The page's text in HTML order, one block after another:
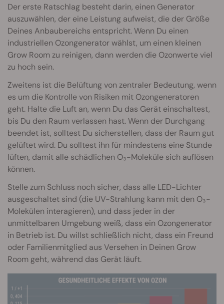
Der erste Ratschlag besteht darin, einen Generator
auszuwählen, der eine Leistung aufweist, die der Größe
Deines Anbaubereichs entspricht. Wenn Du einen
industriellen Ozongenerator wählst, um einen kleinen
Grow Room zu reinigen, dann werden die Ozonwerte viel
zu hoch sein.
Zweitens ist die Belüftung von zentraler Bedeutung, wenn
es um die Kontrolle von Risiken mit Ozongeneratoren
geht. Halte die Luft an, wenn Du das Gerät einschaltest,
bis Du den Raum verlassen hast. Wenn der Durchgang
beendet ist, solltest Du sicherstellen, dass der Raum gut
gelüftet wird. Du solltest ihn für mindestens eine Stunde
lüften, damit alle schädlichen O₃-Moleküle sich auflösen
können.
Stelle zum Schluss noch sicher, dass alle LED-Lichter
ausgeschaltet sind (die UV-Strahlung kann mit den O₃-
Molekülen interagieren), und dass jeder in der
unmittelbaren Umgebung weiß, dass ein Ozongenerator
in Betrieb ist. Du willst schließlich nicht, dass ein Freund
oder Familienmitglied aus Versehen in Deinen Grow
Room geht, während das Gerät läuft.